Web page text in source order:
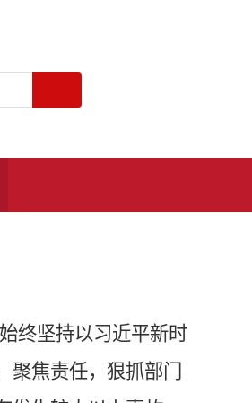
终坚持以习近平新时
聚焦责任，狠抓部门